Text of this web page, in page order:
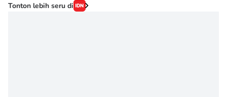
Tonton lebih seru di